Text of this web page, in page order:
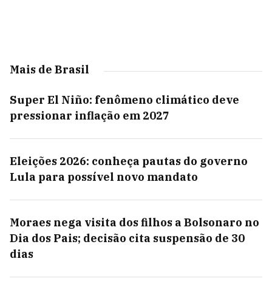
Mais de Brasil
Super El Niño: fenômeno climático deve
pressionar inflação em 2027
Eleições 2026: conheça pautas do governo
Lula para possível novo mandato
Moraes nega visita dos filhos a Bolsonaro no
Dia dos Pais; decisão cita suspensão de 30
dias